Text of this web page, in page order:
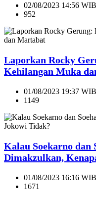
02/08/2023 14:56
952
Laporkan Rocky
Kehilangan Muka
01/08/2023 19:37
1149
Kalau Soekarno dan
Dimakzulkan,
01/08/2023 16:16
1671